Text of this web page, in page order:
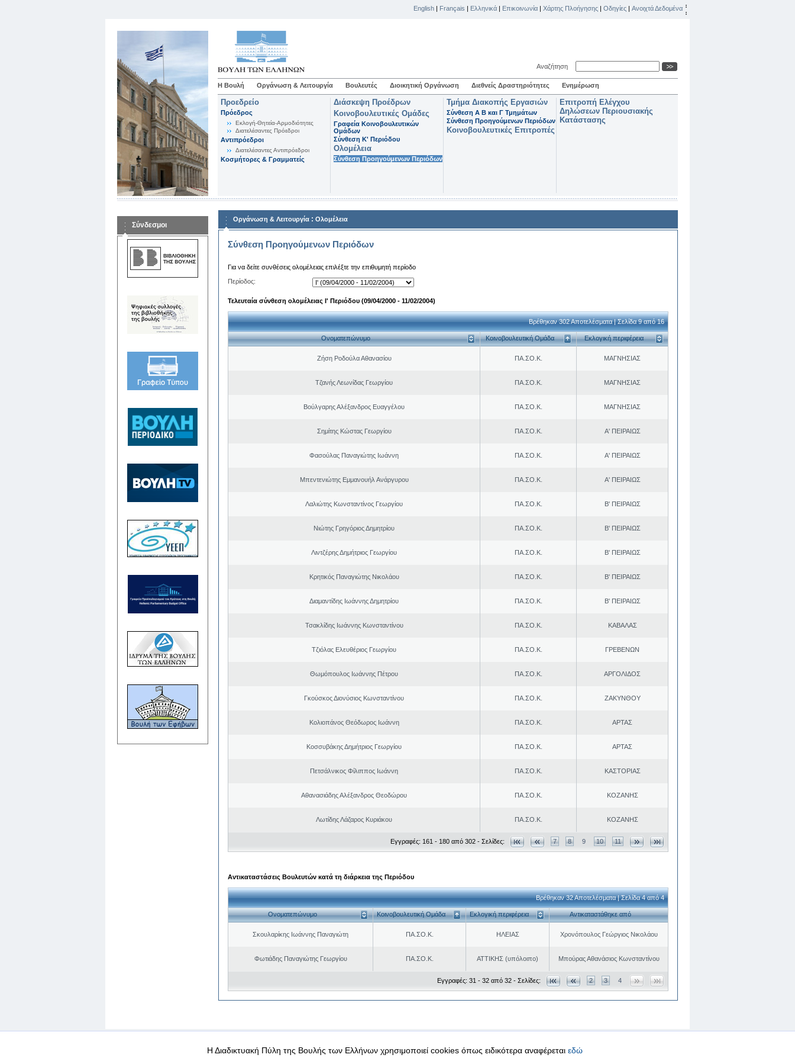
English | Français | Ελληνικά | Επικοινωνία | Χάρτης Πλοήγησης | Οδηγίες | Ανοιχτά Δεδομένα
Αναζήτηση
Η Βουλή Οργάνωση & Λειτουργία Βουλευτές Διοικητική Οργάνωση Διεθνείς Δραστηριότητες Ενημέρωση
Προεδρείο
Πρόεδρος
Εκλογή-Θητεία-Αρμοδιότητες
Διατελέσαντες Πρόεδροι
Αντιπρόεδροι
Διατελέσαντες Αντιπρόεδροι
Κοσμήτορες & Γραμματείς
Διάσκεψη Προέδρων
Κοινοβουλευτικές Ομάδες
Γραφεία Κοινοβουλευτικών
Ομάδων
Σύνθεση K' Περιόδου
Ολομέλεια
Σύνθεση Προηγούμενων Περιόδων
Τμήμα Διακοπής Εργασιών
Σύνθεση Α Β και Γ Τμημάτων
Σύνθεση Προηγούμενων Περιόδων
Κοινοβουλευτικές Επιτροπές
Επιτροπή Ελέγχου
Δηλώσεων Περιουσιακής
Κατάστασης
Σύνδεσμοι
Οργάνωση & Λειτουργία : Ολομέλεια
Σύνθεση Προηγούμενων Περιόδων
Για να δείτε συνθέσεις ολομέλειας επιλέξτε την επιθυμητή περίοδο
Περίοδος:
Τελευταία σύνθεση ολομέλειας Ι' Περιόδου (09/04/2000 - 11/02/2004)
Βρέθηκαν 302 Αποτελέσματα | Σελίδα 9 από 16
Ονοματεπώνυμο Κοινοβουλευτική Ομάδα Εκλογική περιφέρεια
Ζήση Ροδούλα Αθανασίου ΠΑ.ΣΟ.Κ. ΜΑΓΝΗΣΙΑΣ
Τζανής Λεωνίδας Γεωργίου ΠΑ.ΣΟ.Κ. ΜΑΓΝΗΣΙΑΣ
Βούλγαρης Αλέξανδρος Ευαγγέλου ΠΑ.ΣΟ.Κ. ΜΑΓΝΗΣΙΑΣ
Σημίτης Κώστας Γεωργίου ΠΑ.ΣΟ.Κ. Α' ΠΕΙΡΑΙΩΣ
Φασούλας Παναγιώτης Ιωάννη ΠΑ.ΣΟ.Κ. Α' ΠΕΙΡΑΙΩΣ
Μπεντενιώτης Εμμανουήλ Ανάργυρου ΠΑ.ΣΟ.Κ. Α' ΠΕΙΡΑΙΩΣ
Λαλιώτης Κωνσταντίνος Γεωργίου ΠΑ.ΣΟ.Κ. Β' ΠΕΙΡΑΙΩΣ
Νιώτης Γρηγόριος Δημητρίου ΠΑ.ΣΟ.Κ. Β' ΠΕΙΡΑΙΩΣ
Λιντζέρης Δημήτριος Γεωργίου ΠΑ.ΣΟ.Κ. Β' ΠΕΙΡΑΙΩΣ
Κρητικός Παναγιώτης Νικολάου ΠΑ.ΣΟ.Κ. Β' ΠΕΙΡΑΙΩΣ
Διαμαντίδης Ιωάννης Δημητρίου ΠΑ.ΣΟ.Κ. Β' ΠΕΙΡΑΙΩΣ
Τσακλίδης Ιωάννης Κωνσταντίνου ΠΑ.ΣΟ.Κ. ΚΑΒΑΛΑΣ
Τζιόλας Ελευθέριος Γεωργίου ΠΑ.ΣΟ.Κ. ΓΡΕΒΕΝΩΝ
Θωμόπουλος Ιωάννης Πέτρου ΠΑ.ΣΟ.Κ. ΑΡΓΟΛΙΔΟΣ
Γκούσκος Διονύσιος Κωνσταντίνου ΠΑ.ΣΟ.Κ. ΖΑΚΥΝΘΟΥ
Κολιοπάνος Θεόδωρος Ιωάννη ΠΑ.ΣΟ.Κ. ΑΡΤΑΣ
Κοσσυβάκης Δημήτριος Γεωργίου ΠΑ.ΣΟ.Κ. ΑΡΤΑΣ
Πετσάλνικος Φίλιππος Ιωάννη ΠΑ.ΣΟ.Κ. ΚΑΣΤΟΡΙΑΣ
Αθανασιάδης Αλέξανδρος Θεοδώρου ΠΑ.ΣΟ.Κ. ΚΟΖΑΝΗΣ
Λωτίδης Λάζαρος Κυριάκου ΠΑ.ΣΟ.Κ. ΚΟΖΑΝΗΣ
Εγγραφές: 161 - 180 από 302 - Σελίδες: 7 8 9 10 11
Αντικαταστάσεις Βουλευτών κατά τη διάρκεια της Περιόδου
Βρέθηκαν 32 Αποτελέσματα | Σελίδα 4 από 4
Ονοματεπώνυμο Κοινοβουλευτική Ομάδα Εκλογική περιφέρεια Αντικαταστάθηκε από
Σκουλαρίκης Ιωάννης Παναγιώτη ΠΑ.ΣΟ.Κ. ΗΛΕΙΑΣ Χρονόπουλος Γεώργιος Νικολάου
Φωτιάδης Παναγιώτης Γεωργίου ΠΑ.ΣΟ.Κ. ΑΤΤΙΚΗΣ (υπόλοιπο) Μπούρας Αθανάσιος Κωνσταντίνου
Εγγραφές: 31 - 32 από 32 - Σελίδες: 2 3 4
Όροι χρήσης Προσωπικά δεδομένα Ασφάλεια & Πρόσβαση
Η Διαδικτυακή Πύλη της Βουλής των Ελλήνων χρησιμοποιεί cookies όπως ειδικότερα αναφέρεται εδώ